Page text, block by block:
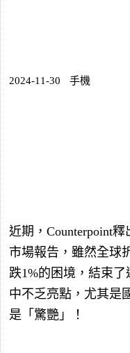
2024-11-30 手機
近期，Counterpoint
市場報告，雖然全球
跌1%的困境，結束
中不乏亮點，尤其是
是「驚艷」！